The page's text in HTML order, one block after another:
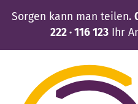
Sorgen kann man teilen.
222 · 116 123 Ihr